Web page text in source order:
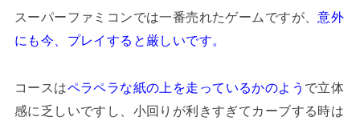
スーパーファミコンでは一番売れたゲームですが、意外
にも今、プレイすると厳しいです。
コースはペラペラな紙の上を走っているかのよう で立体
感に乏しいですし、小回りが利きすぎてカーブする時は